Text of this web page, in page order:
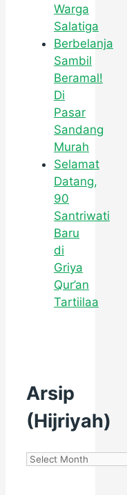
Warga
Salatiga
Berbelanja
Sambil
Beramal!
Di
Pasar
Sandang
Murah
Selamat
Datang,
90
Santriwati
Baru
di
Griya
Qur’an
Tartiilaa
Arsip
(Hijriyah)
Arsip